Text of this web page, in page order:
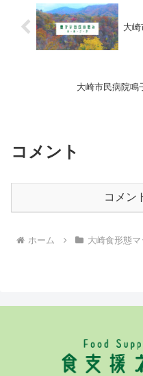
大
大崎市民病院鳴
コメント
コメン
ホーム 大崎食形態